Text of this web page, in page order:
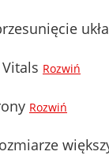
Rozwiń
Rozwiń